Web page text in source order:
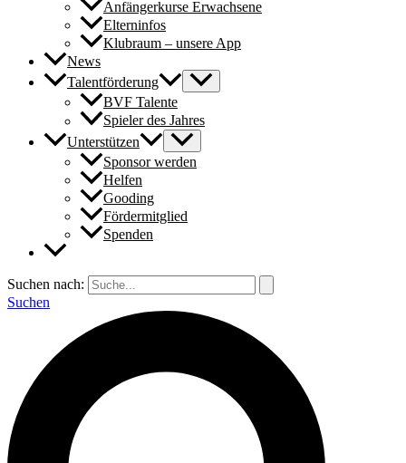
Anfängerkurse Erwachsene
Elterninfos
Klubraum – unsere App
News
Talentförderung
BVF Talente
Spieler des Jahres
Unterstützen
Sponsor werden
Helfen
Gooding
Fördermitglied
Spenden
Suchen nach:
Suchen